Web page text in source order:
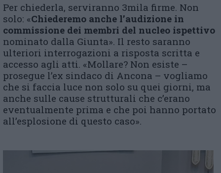
Per chiederla, serviranno 3mila firme. Non
solo: «Chiederemo anche l’audizione in
commissione dei membri del nucleo ispettivo
nominato dalla Giunta». Il resto saranno
ulteriori interrogazioni a risposta scritta e
accesso agli atti. «Mollare? Non esiste –
prosegue l’ex sindaco di Ancona – vogliamo
che si faccia luce non solo su quei giorni, ma
anche sulle cause strutturali che c’erano
eventualmente prima e che poi hanno portato
all’esplosione di questo caso».